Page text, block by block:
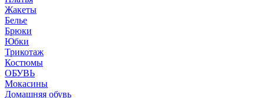
Жакеты
Белье
Брюки
Юбки
Трикотаж
Костюмы
ОБУВЬ
Мокасины
Домашняя обувь